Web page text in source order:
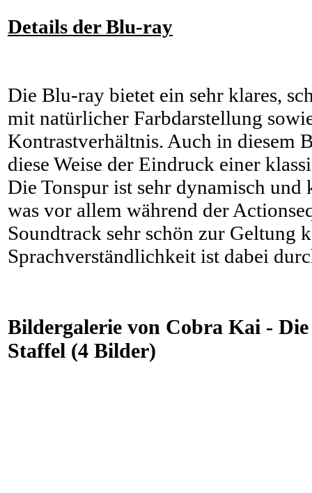
Details der Blu-ray
Die Blu-ray bietet ein sehr klares,
mit natürlicher Farbdarstellung
Kontrastverhältnis. Auch in diesem
diese Weise der Eindruck einer
Die Tonspur ist sehr dynamisch
was vor allem während der
Soundtrack sehr schön zur Geltung
Sprachverständlichkeit ist dabei
Bildergalerie von Cobra Kai -
Staffel (4 Bilder)